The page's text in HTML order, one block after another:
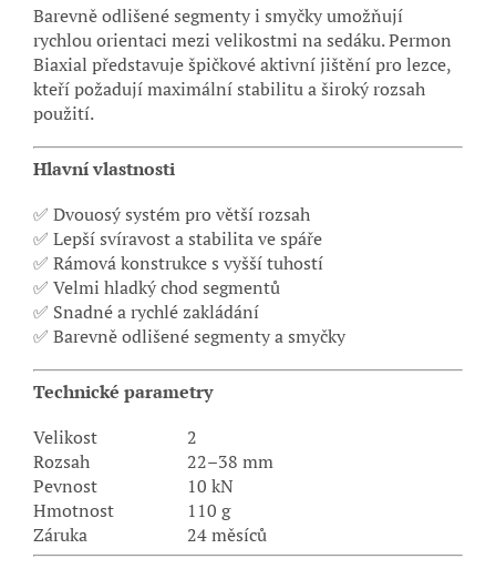
Barevně odlišené segmenty i smyčky umožňují
rychlou orientaci mezi velikostmi na sedáku. Permon
Biaxial představuje špičkové aktivní jištění pro lezce,
kteří požadují maximální stabilitu a široký rozsah
použití.
Hlavní vlastnosti
✅ Dvouosý systém pro větší rozsah
✅ Lepší svíravost a stabilita ve spáře
✅ Rámová konstrukce s vyšší tuhostí
✅ Velmi hladký chod segmentů
✅ Snadné a rychlé zakládání
✅ Barevně odlišené segmenty a smyčky
Technické parametry
Velikost
2
Rozsah
22–38 mm
Pevnost
10 kN
Hmotnost
110 g
Záruka
24 měsíců